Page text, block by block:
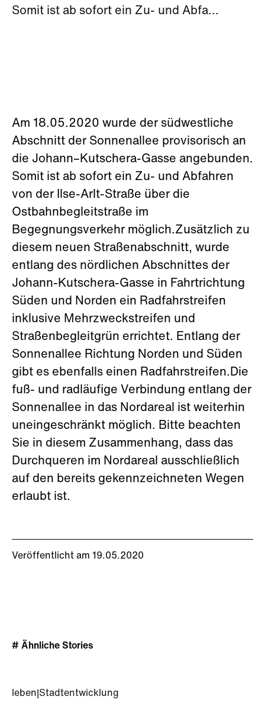
Veröffentlicht am 19.05.2020
Somit ist ab sofort ein Zu- und Abfa...
Am 18.05.2020 wurde der südwestliche
Abschnitt der Sonnenallee provisorisch an
die Johann–Kutschera-Gasse angebunden.
Somit ist ab sofort ein Zu- und Abfahren
von der Ilse-Arlt-Straße über die
Ostbahnbegleitstraße im
Begegnungsverkehr möglich.Zusätzlich zu
diesem neuen Straßenabschnitt, wurde
entlang des nördlichen Abschnittes der
Johann-Kutschera-Gasse in Fahrtrichtung
Süden und Norden ein Radfahrstreifen
inklusive Mehrzweckstreifen und
Straßenbegleitgrün errichtet. Entlang der
Sonnenallee Richtung Norden und Süden
gibt es ebenfalls einen Radfahrstreifen.Die
fuß- und radläufige Verbindung entlang der
Sonnenallee in das Nordareal ist weiterhin
uneingeschränkt möglich. Bitte beachten
Sie in diesem Zusammenhang, dass das
Durchqueren im Nordareal ausschließlich
auf den bereits gekennzeichneten Wegen
erlaubt ist.
# Ähnliche Stories
leben Stadtentwicklung